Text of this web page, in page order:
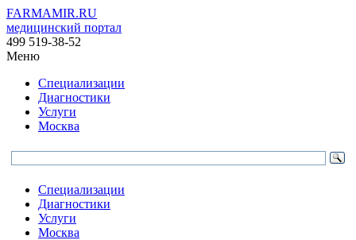
FARMAMIR.RU
медицинский портал
499 519-38-52
Меню
Специализации
Диагностики
Услуги
Москва
Специализации
Диагностики
Услуги
Москва